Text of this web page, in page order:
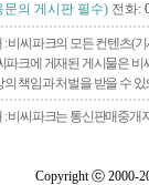
문의 게시판 필수) 전화:
: 비씨파크의 모든 컨텐츠(
파크에 게재된 게시물은
책임과 처벌을 받을 수
: 비씨파크는 통신판매중개
Copyright ⓒ 2000-